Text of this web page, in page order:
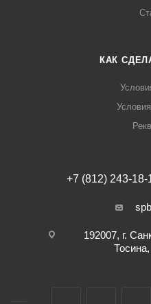
КАК
+7 (812) 243-18-
192007, г.